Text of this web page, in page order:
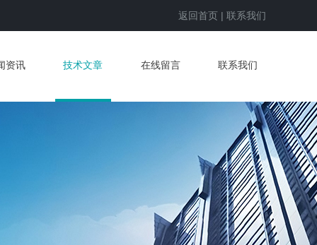
返回首页 | 联系我们
资讯 技术文章 在线留言 联系我们